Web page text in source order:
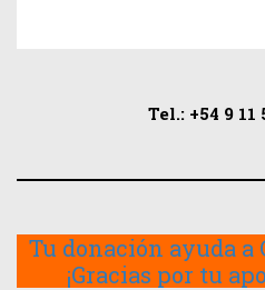
Tel.: +54 9 11
Tu donación ayuda a
¡Gracias por tu